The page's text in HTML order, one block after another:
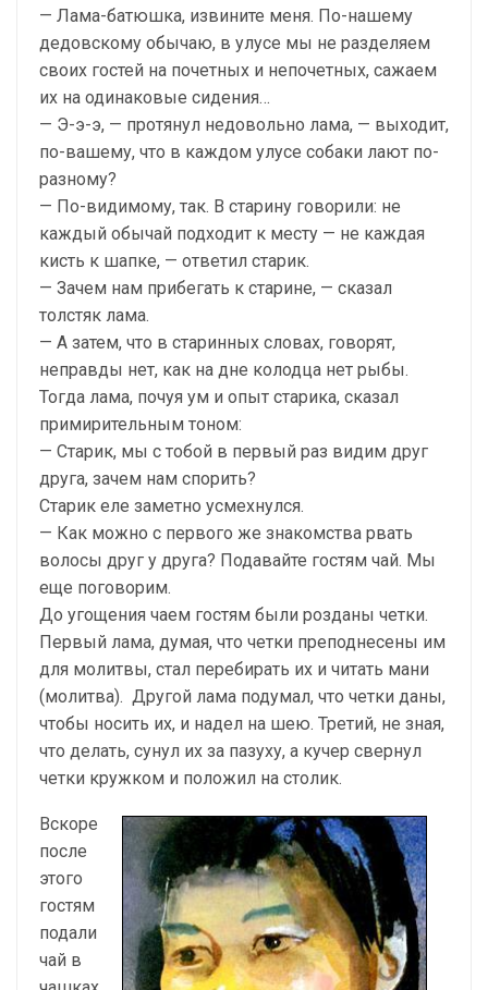
— Лама-батюшка, извините меня. По-нашему
дедовскому обычаю, в улусе мы не разделяем
своих гостей на почетных и непочетных, сажаем
их на одинаковые сидения…
— Э-э-э, — протянул недовольно лама, — выходит,
по-вашему, что в каждом улусе собаки лают по-
разному?
— По-видимому, так. В старину говорили: не
каждый обычай подходит к месту — не каждая
кисть к шапке, — ответил старик.
— Зачем нам прибегать к старине, — сказал
толстяк лама.
— А затем, что в старинных словах, говорят,
неправды нет, как на дне колодца нет рыбы.
Тогда лама, почуя ум и опыт старика, сказал
примирительным тоном:
— Старик, мы с тобой в первый раз видим друг
друга, зачем нам спорить?
Старик еле заметно усмехнулся.
— Как можно с первого же знакомства рвать
волосы друг у друга? Подавайте гостям чай. Мы
еще поговорим.
До угощения чаем гостям были розданы четки.
Первый лама, думая, что четки преподнесены им
для молитвы, стал перебирать их и читать мани
(молитва). Другой лама подумал, что четки даны,
чтобы носить их, и надел на шею. Третий, не зная,
что делать, сунул их за пазуху, а кучер свернул
четки кружком и положил на столик.
Вскоре
после
этого
гостям
подали
чай в